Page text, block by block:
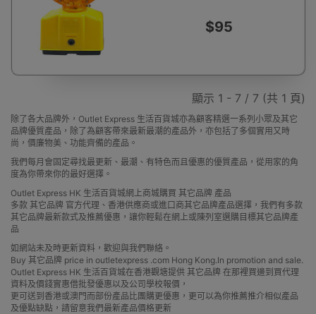
$95
顯示 1 - 7 / 7 (共 1 頁)
除了各大品牌外，Outlet Express 生活百貨城亦為顧客精選一系列小眾及其它
品牌優質產品，除了為顧客帶來最新最潮的產品外，亦包括了多個實用又時
尚，價廉物美、功能齊備的產品。
我們每月會固定尋找最更新、最潮、有特色而且優惠的優質產品，從用家的角
度為你帶來你的最好選擇。
Outlet Express HK 生活百貨城網上商城購買 其它品牌 產品
多款 其它品牌 官方代理、香港供應商或進口商其它品牌產品選擇，我們有多款
其它品牌最新款式及推薦優惠，讓你輕鬆在網上或陳列室選購目標其它品牌產
品
如網站未及時更新資料，歡迎與我們聯絡。
Buy 其它品牌 price in outletexpress .com Hong Kong.In promotion and sale.
Outlet Express HK 生活百貨城在香港觀塘提供 其它品牌 在那裡買邊到買代理
資料及價錢實惠借批發優惠以及公司學校報價，
更可送到香港或澳門而部份產品比團購更優惠，更可以為你推薦推介相似產品
及優點缺點，請留意我們最新產品價格更新